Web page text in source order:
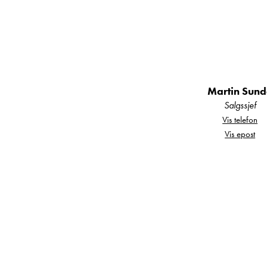
Elektrisk
Martin
Salgssjef
Vis telefon
Vis epost